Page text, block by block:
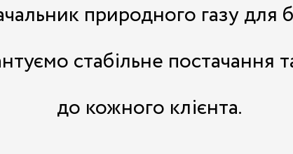
природного газу для
стабільне постачання
до кожного клієнта.